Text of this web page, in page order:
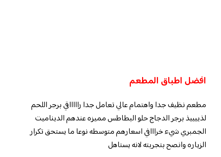
افضل اطباق المطعم
مطعم نظيف جدا واهتمام عالي تعامل جدا راااااقي برجر اللحم
لذييييذ برجر الدجاج حلو البطاطس مميزه عندهم الديناميت
الجمبري شيء خرااافي اسعارهم متوسطه نوعا ما يستحق تكرار
الزياره وانصح بتجربته لانه يستاهل